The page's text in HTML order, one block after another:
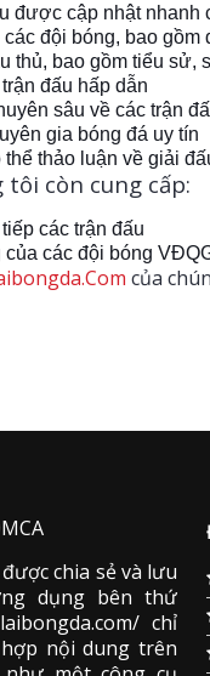
được cập nhật nhanh
đội bóng, bao gồm
thủ, bao gồm tiểu sử,
đấu hấp dẫn
sâu về các trận
gia bóng đá uy tín
thể thảo luận về giải
tôi còn cung cấp:
các trận đấu
của các đội bóng
của
chia sẻ và lưu
dụng bên thứ
chỉ
nội dung trên